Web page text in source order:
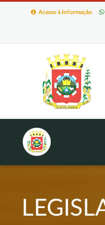
Acesso à Informação